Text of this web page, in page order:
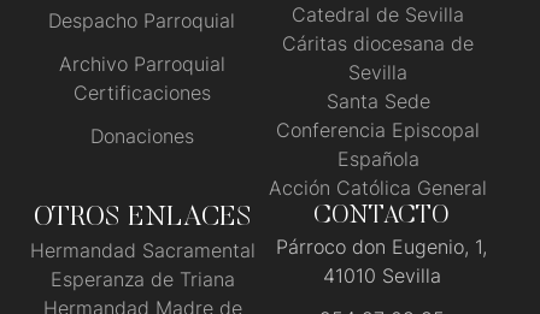
Despacho Parroquial
Archivo Parroquial
Certificaciones
Donaciones
Catedral de Sevilla
Cáritas diocesana de
Sevilla
Santa Sede
Conferencia Episcopal
Española
Acción Católica General
OTROS ENLACES
Hermandad Sacramental
Esperanza de Triana
Hermandad Madre de
CONTACTO
Párroco don Eugenio, 1,
41010 Sevilla